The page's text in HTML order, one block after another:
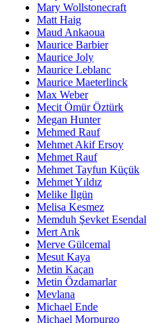
Mary Wollstonecraft
Matt Haig
Maud Ankaoua
Maurice Barbier
Maurice Joly
Maurice Leblanc
Maurice Maeterlinck
Max Weber
Mecit Ömür Öztürk
Megan Hunter
Mehmed Rauf
Mehmet Akif Ersoy
Mehmet Rauf
Mehmet Tayfun Küçük
Mehmet Yıldız
Melike İlgün
Melisa Kesmez
Memduh Şevket Esendal
Mert Arık
Merve Gülcemal
Mesut Kaya
Metin Kaçan
Metin Özdamarlar
Mevlana
Michael Ende
Michael Morpurgo